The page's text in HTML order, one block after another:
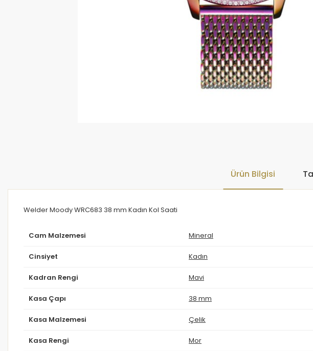
Ürün Bilgisi
Welder Moody WRC683 38 mm Kadın Kol Saati
Cam Malzemesi Mineral
Cinsiyet Kadın
Kadran Rengi Mavi
Kasa Çapı 38 mm
Kasa Malzemesi Çelik
Kasa Rengi Mor